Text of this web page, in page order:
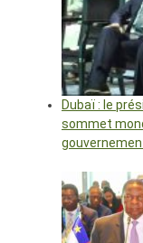
Dubaï : le
sommet